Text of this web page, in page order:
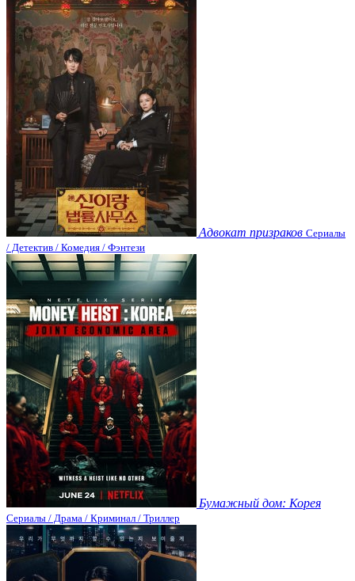
Адвокат призраков Сериалы
/ Детектив / Комедия / Фэнтези
Бумажный дом: Корея
Сериалы / Драма / Криминал / Триллер